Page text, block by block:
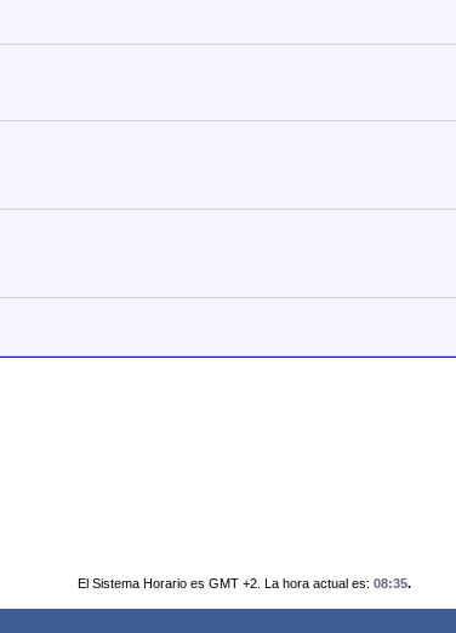
El Sistema Horario es GMT +2. La hora actual es: 08:35.